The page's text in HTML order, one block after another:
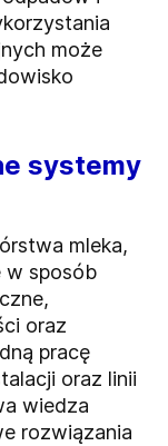
może
systemy
mleka,
w sposób
oraz
pracę
oraz linii
wiedza
rozwiązania